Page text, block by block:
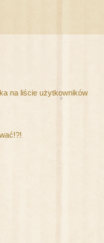
na liście użytkowników